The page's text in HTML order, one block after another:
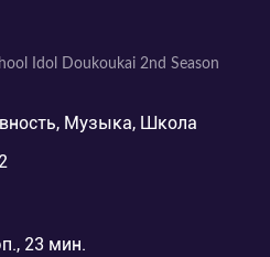
Idol Doukoukai 2nd Season
Музыка, Школа
23 мин.